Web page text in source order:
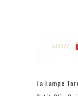
La Lampe